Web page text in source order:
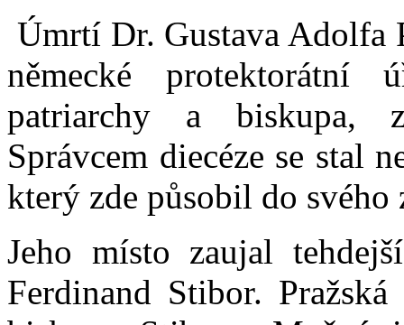
Úmrtí Dr. Gustava Adolfa
německé protektorátní
patriarchy a biskupa,
Správcem diecéze se stal
který zde působil do svého
Jeho místo zaujal
Ferdinand Stibor.